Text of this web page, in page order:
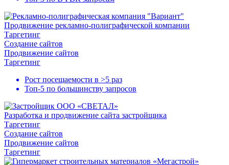
Продвижение рекламно-полиграфической компании
Таргетинг
Создание сайтов
Продвижение сайтов
Таргетинг
Рост посещаемости в >5 раз
Топ-5 по большинству запросов
Разработка и продвижение сайта застройщика
Таргетинг
Создание сайтов
Продвижение сайтов
Таргетинг